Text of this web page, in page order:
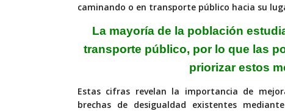
caminando o en transporte público hacia su
La mayoría de la población
transporte público, por lo que las
priorizar estos
Estas cifras revelan la importancia de
brechas de desigualdad existentes